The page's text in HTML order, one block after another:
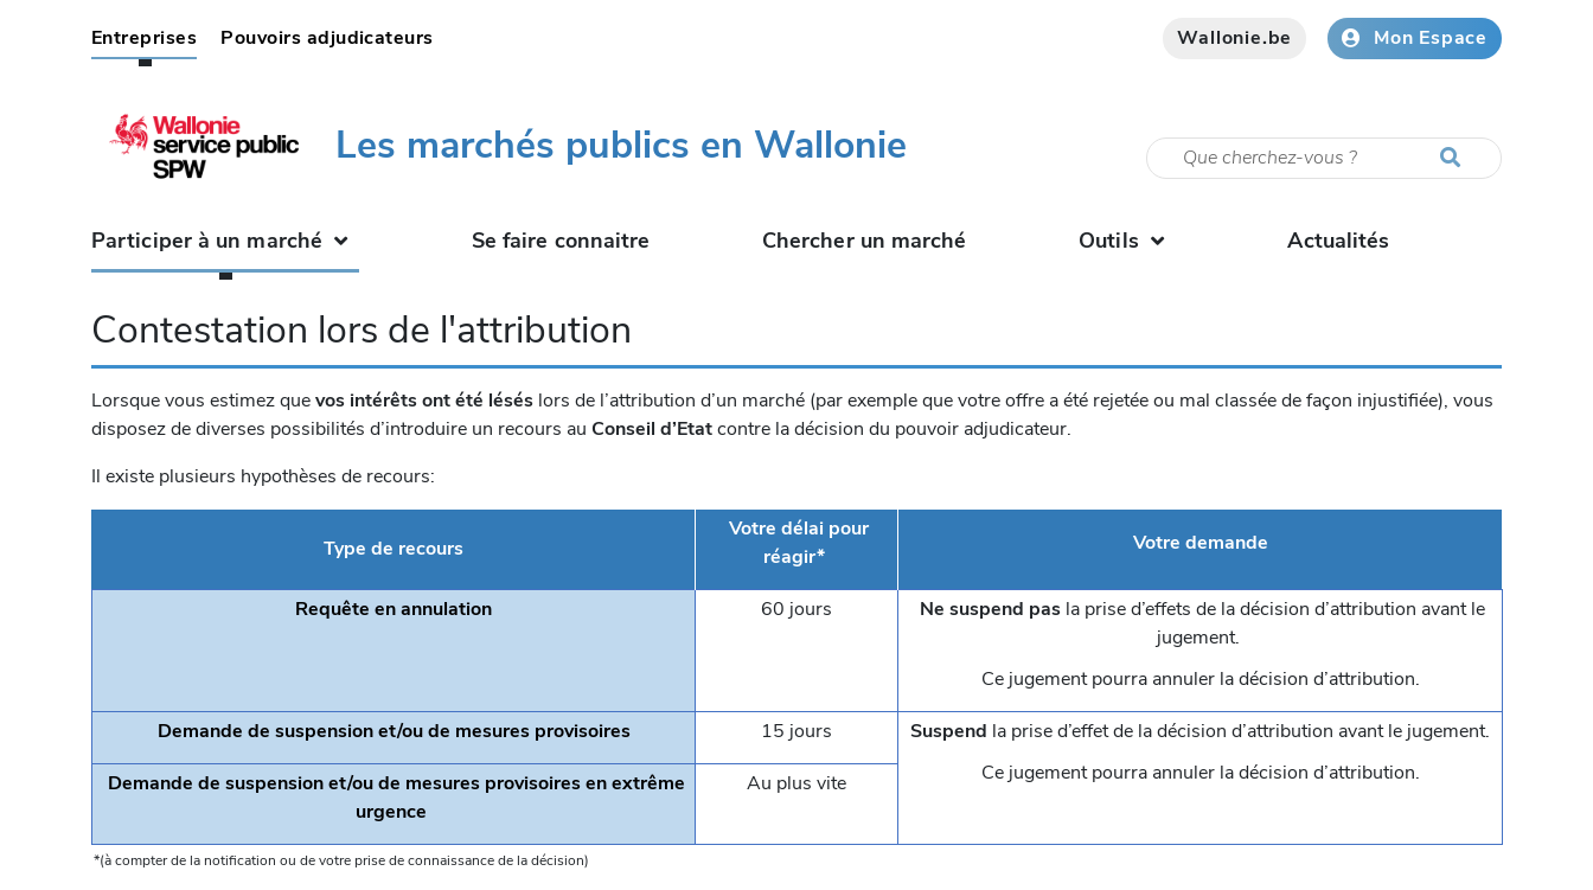
Entreprises(current)
Pouvoirs adjudicateurs Wallonie.be Mon Espace
Les marchés publics en Wallonie
Participer à un marché Se faire connaitre Chercher un marché Outils Actualités
Contestation lors de l'attribution
Lorsque vous estimez quevos intérêts ont été lésés lors de l’attribution d’un marché (par exemple que votre offre a été rejetée ou mal classée de façon injustifiée), vous
disposez de diverses possibilités d’introduire un recours au Conseil d’Etatcontre la décision du pouvoir adjudicateur.
Il existe plusieurs hypothèses de recours:
Type de recours
Votre délai pour
réagir*
Votre demande
Requête en annulation 60 jours Ne suspend pas la prise d’effets de la décision d’attribution avant le
jugement.
Ce jugement pourra annuler la décision d’attribution.
Demande de suspension et/ou de mesures provisoires
15 jours Suspend la prise d’effet de la décision d’attribution avant le jugement.
Ce jugement pourra annuler la décision d’attribution.
Demande de suspension et/ou de mesures provisoires en extrême
urgence
Au plus vite
*(à compter de la notification ou de votre prise de connaissance de la décision)